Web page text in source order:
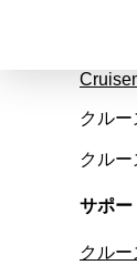
クル
クルー
サポー
クル